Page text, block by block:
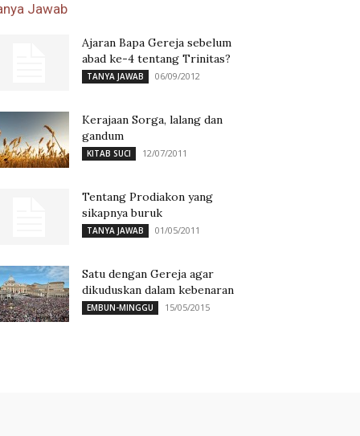
Jawab
Ajaran Bapa Gereja sebelum
abad ke-4 tentang Trinitas?
TANYA JAWAB 06/09/2012
Kerajaan Sorga, lalang dan
gandum
KITAB SUCI 12/07/2011
Tentang Prodiakon yang
sikapnya buruk
TANYA JAWAB 01/05/2011
Satu dengan Gereja agar
dikuduskan dalam kebenaran
EMBUN-MINGGU 15/05/2015